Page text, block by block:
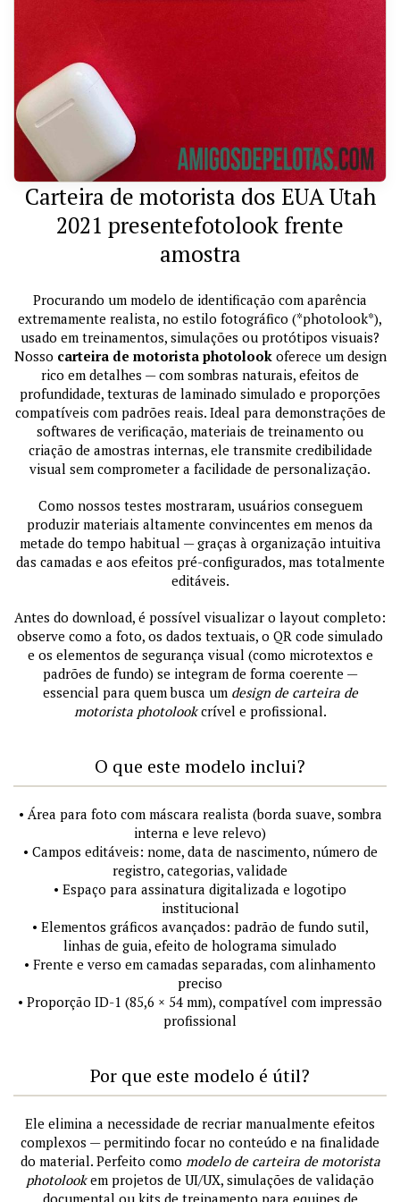
Carteira de motorista dos EUA Utah
2021 presentefotolook frente
amostra
Procurando um modelo de identificação com aparência
extremamente realista, no estilo fotográfico (*photolook*),
usado em treinamentos, simulações ou protótipos visuais?
Nosso carteira de motorista photolookoferece um design
rico em detalhes — com sombras naturais, efeitos de
profundidade, texturas de laminado simulado e proporções
compatíveis com padrões reais. Ideal para demonstrações de
softwares de verificação, materiais de treinamento ou
criação de amostras internas, ele transmite credibilidade
visual sem comprometer a facilidade de personalização.
Como nossos testes mostraram, usuários conseguem
produzir materiais altamente convincentes em menos da
metade do tempo habitual — graças à organização intuitiva
das camadas e aos efeitos pré-configurados, mas totalmente
editáveis.
Antes do download, é possível visualizar o layout completo:
observe como a foto, os dados textuais, o QR code simulado
e os elementos de segurança visual (como microtextos e
padrões de fundo) se integram de forma coerente —
essencial para quem busca um design de carteira de
motorista photolookcrível e profissional.
O que este modelo inclui?
• Área para foto com máscara realista (borda suave, sombra
interna e leve relevo)
• Campos editáveis: nome, data de nascimento, número de
registro, categorias, validade
• Espaço para assinatura digitalizada e logotipo
institucional
• Elementos gráficos avançados: padrão de fundo sutil,
linhas de guia, efeito de holograma simulado
• Frente e verso em camadas separadas, com alinhamento
preciso
• Proporção ID-1 (85,6 × 54 mm), compatível com impressão
profissional
Por que este modelo é útil?
Ele elimina a necessidade de recriar manualmente efeitos
complexos — permitindo focar no conteúdo e na finalidade
do material. Perfeito como modelo de carteira de motorista
photolookem projetos de UI/UX, simulações de validação